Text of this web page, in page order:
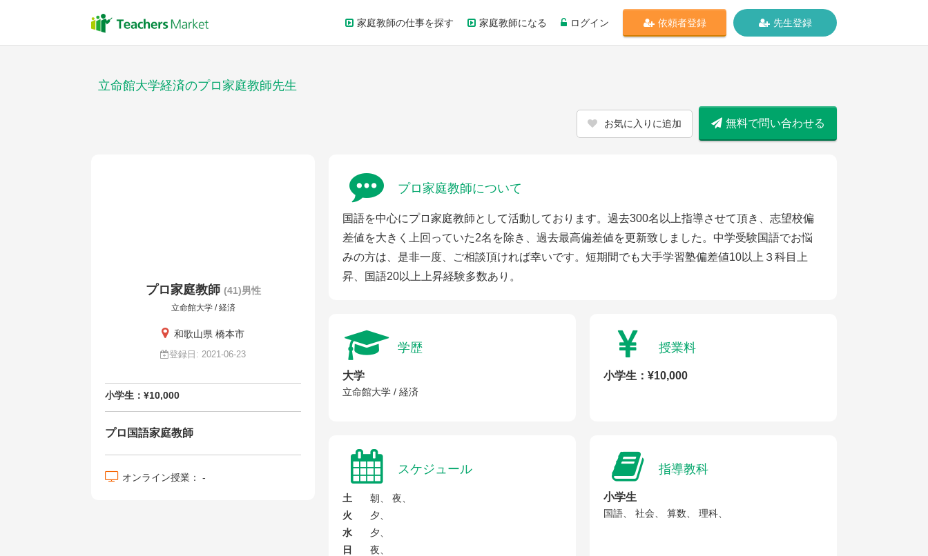
家庭教師の仕事を探す 家庭教師になる ログイン 依頼者登録 先生登録
立命館大学経済のプロ家庭教師先生
お気に入りに追加 無料で問い合わせる
プロ家庭教師 (41)男性
立命館大学 / 経済
和歌山県 橋本市
登録日: 2021-06-23
小学生：¥10,000
プロ国語家庭教師
オンライン授業： -
プロ家庭教師について
国語を中心にプロ家庭教師として活動しております。過去300名以上指導させて頂き、志望校偏
差値を大きく上回っていた2名を除き、過去最高偏差値を更新致しました。中学受験国語でお悩
みの方は、是非一度、ご相談頂ければ幸いです。短期間でも大手学習塾偏差値10以上３科目上
昇、国語20以上上昇経験多数あり。
学歴
大学
立命館大学 / 経済
授業料
小学生：¥10,000
スケジュール
土
朝、 夜、
火
夕、
水
夕、
日
夜、
指導教科
小学生
国語、 社会、 算数、 理科、